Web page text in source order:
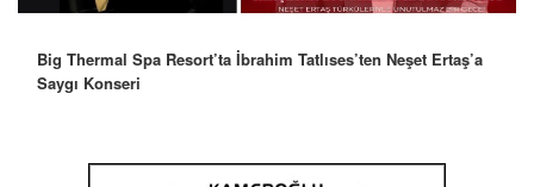
Big Thermal Spa Resort’ta İbrahim Tatlıses’ten Neşet Ertaş’a
Saygı Konseri